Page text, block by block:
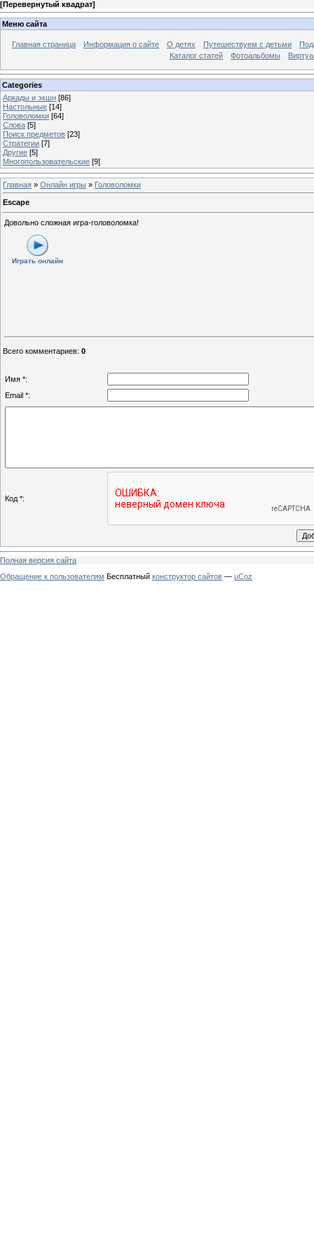
[Перевернутый квадрат]
Меню сайта
Главная страница Информация о сайте О детях Путешествуем с детьми
Каталог статей
Фотоальбомы
Categories
Аркады и экшн [86]
Настольные [14]
Головоломки [64]
Слова [5]
Поиск предметов [23]
Стратегии [7]
Другие [5]
Многопользовательские [9]
Главная » Онлайн игры » Головоломки
Escape
Довольно сложная игра-головоломка!
Играть онлайн
Всего комментариев: 0
Имя *:
Email *:
Код *:
Полная версия сайта
Обращение к пользователям Бесплатный конструктор сайтов — uCoz